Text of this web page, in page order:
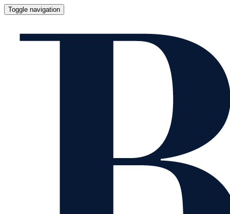
Toggle navigation